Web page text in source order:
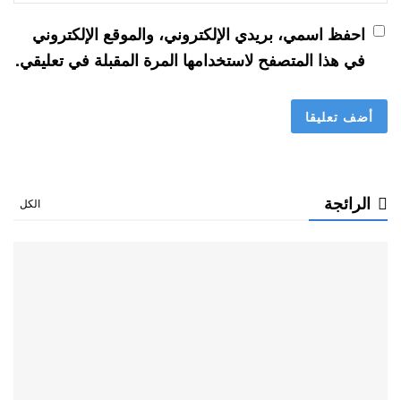
احفظ اسمي، بريدي الإلكتروني، والموقع الإلكتروني
في هذا المتصفح لاستخدامها المرة المقبلة في تعليقي.
الرائجة الكل